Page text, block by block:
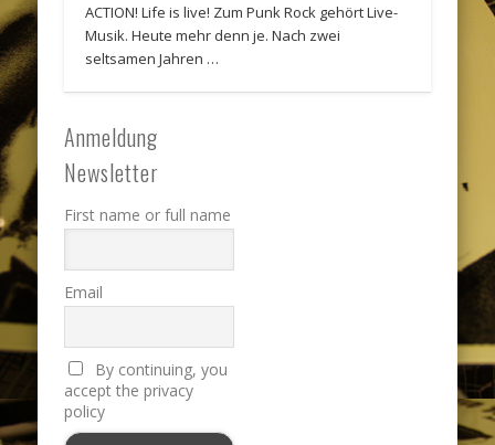
ACTION! Life is live! Zum Punk Rock gehört Live-
Musik. Heute mehr denn je. Nach zwei
seltsamen Jahren …
Anmeldung
Newsletter
First name or full name
Email
By continuing, you
accept the privacy
policy